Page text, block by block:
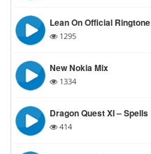
Lean On Official Ringtone
1295
New Nokia Mix
1334
Dragon Quest XI – Spells
414